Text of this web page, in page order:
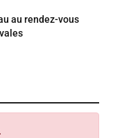
au rendez-vous